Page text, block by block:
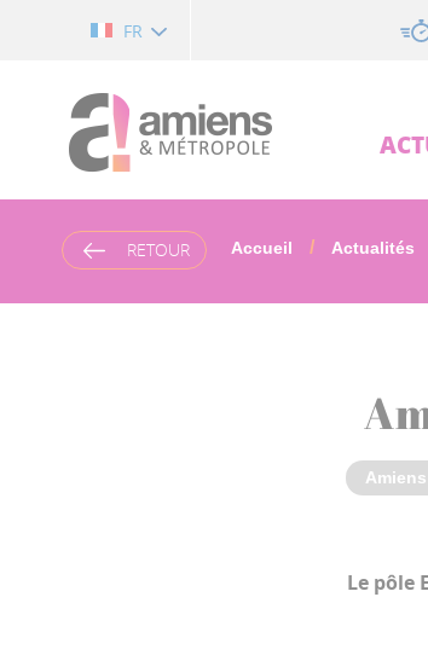
FR
RETOUR Accueil Actualités
Le pôle